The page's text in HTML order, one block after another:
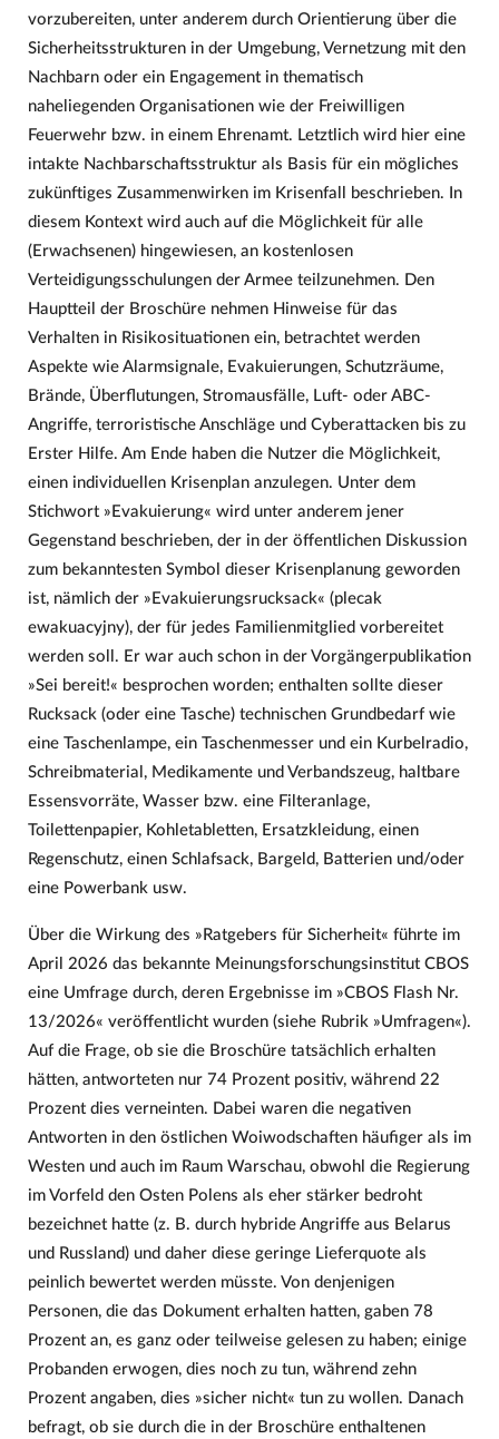
vorzubereiten, unter anderem durch Orientierung über die
Sicherheitsstrukturen in der Umgebung, Vernetzung mit den
Nachbarn oder ein Engagement in thematisch
naheliegenden Organisationen wie der Freiwilligen
Feuerwehr bzw. in einem Ehrenamt. Letztlich wird hier eine
intakte Nachbarschaftsstruktur als Basis für ein mögliches
zukünftiges Zusammenwirken im Krisenfall beschrieben. In
diesem Kontext wird auch auf die Möglichkeit für alle
(Erwachsenen) hingewiesen, an kostenlosen
Verteidigungsschulungen der Armee teilzunehmen. Den
Hauptteil der Broschüre nehmen Hinweise für das
Verhalten in Risikosituationen ein, betrachtet werden
Aspekte wie Alarmsignale, Evakuierungen, Schutzräume,
Brände, Überflutungen, Stromausfälle, Luft- oder ABC-
Angriffe, terroristische Anschläge und Cyberattacken bis zu
Erster Hilfe. Am Ende haben die Nutzer die Möglichkeit,
einen individuellen Krisenplan anzulegen. Unter dem
Stichwort »Evakuierung« wird unter anderem jener
Gegenstand beschrieben, der in der öffentlichen Diskussion
zum bekanntesten Symbol dieser Krisenplanung geworden
ist, nämlich der »Evakuierungsrucksack« (plecak
ewakuacyjny), der für jedes Familienmitglied vorbereitet
werden soll. Er war auch schon in der Vorgängerpublikation
»Sei bereit!« besprochen worden; enthalten sollte dieser
Rucksack (oder eine Tasche) technischen Grundbedarf wie
eine Taschenlampe, ein Taschenmesser und ein Kurbelradio,
Schreibmaterial, Medikamente und Verbandszeug, haltbare
Essensvorräte, Wasser bzw. eine Filteranlage,
Toilettenpapier, Kohletabletten, Ersatzkleidung, einen
Regenschutz, einen Schlafsack, Bargeld, Batterien und/oder
eine Powerbank usw.
Über die Wirkung des »Ratgebers für Sicherheit« führte im
April 2026 das bekannte Meinungsforschungsinstitut CBOS
eine Umfrage durch, deren Ergebnisse im »CBOS Flash Nr.
13/2026« veröffentlicht wurden (siehe Rubrik »Umfragen«).
Auf die Frage, ob sie die Broschüre tatsächlich erhalten
hätten, antworteten nur 74 Prozent positiv, während 22
Prozent dies verneinten. Dabei waren die negativen
Antworten in den östlichen Woiwodschaften häufiger als im
Westen und auch im Raum Warschau, obwohl die Regierung
im Vorfeld den Osten Polens als eher stärker bedroht
bezeichnet hatte (z. B. durch hybride Angriffe aus Belarus
und Russland) und daher diese geringe Lieferquote als
peinlich bewertet werden müsste. Von denjenigen
Personen, die das Dokument erhalten hatten, gaben 78
Prozent an, es ganz oder teilweise gelesen zu haben; einige
Probanden erwogen, dies noch zu tun, während zehn
Prozent angaben, dies »sicher nicht« tun zu wollen. Danach
befragt, ob sie durch die in der Broschüre enthaltenen